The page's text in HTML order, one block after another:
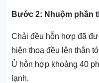
Bước 2: Nhuộm phần
Chải đều hỗn hợp đã
hiện thoa đều lên thân
Ủ hỗn hợp khoảng 40
lạnh.